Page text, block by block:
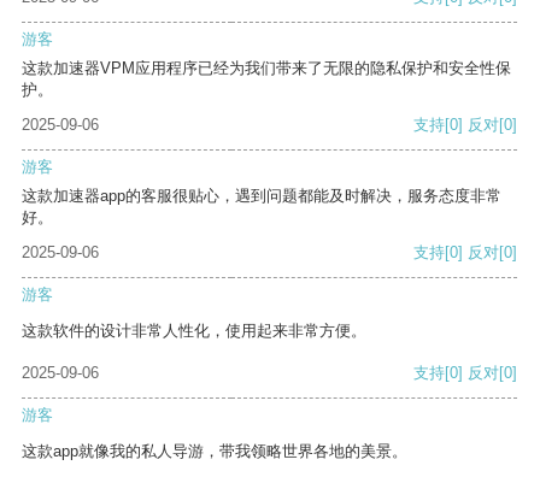
游客
这款加速器VPM应用程序已经为我们带来了无限的隐私保护和安全性保
护。
2025-09-06
支持[0] 反对[0]
游客
这款加速器app的客服很贴心，遇到问题都能及时解决，服务态度非常
好。
2025-09-06
支持[0] 反对[0]
游客
这款软件的设计非常人性化，使用起来非常方便。
2025-09-06 支持[0] 反对[0]
游客
这款app就像我的私人导游，带我领略世界各地的美景。